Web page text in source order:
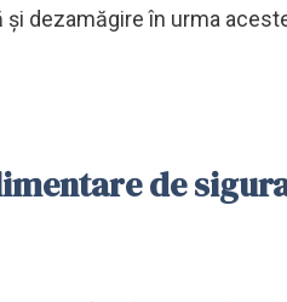
dezamăgire în urma
de